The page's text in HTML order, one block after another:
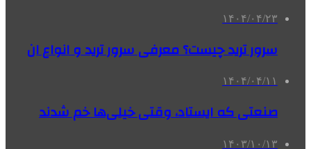
۱۴۰۴/۰۴/۲۳
سرور ترید چیست؟ معرفی سرور ترید و انواع ان
۱۴۰۴/۰۴/۱۱
صنعتی که ایستاد، وقتی خیلی‌ها خم شدند
۱۴۰۳/۱۰/۱۳